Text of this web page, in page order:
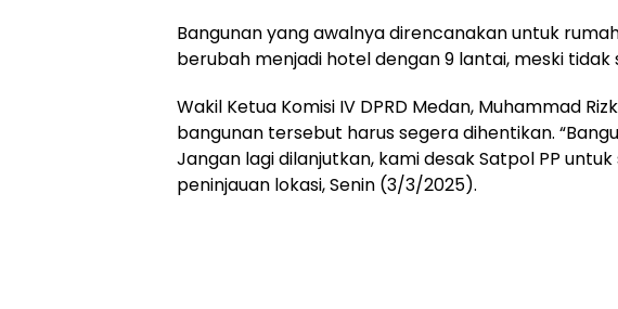
Bangunan yang awalnya direncanakan untuk
berubah menjadi hotel dengan 9 lantai, meski tidak
Wakil Ketua Komisi IV DPRD Medan, Muhammad
bangunan tersebut harus segera dihentikan.
Jangan lagi dilanjutkan, kami desak Satpol PP
peninjauan lokasi, Senin (3/3/2025).